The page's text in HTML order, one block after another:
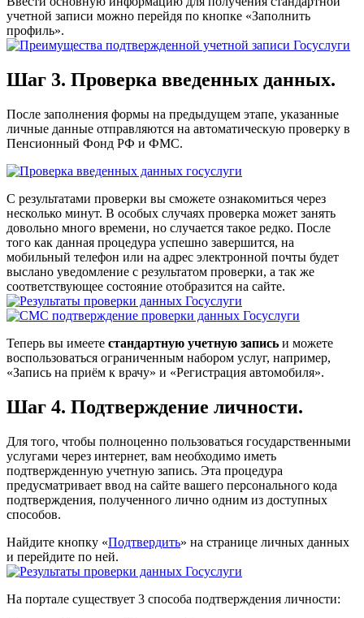
учетной записи можно перейдя по кнопке «Заполнить
профиль».
Шаг 3. Проверка введенных данных.
После заполнения формы на предыдущем этапе, указанные
личные данные отправляются на автоматическую проверку в
Пенсионный Фонд РФ и ФМС.
С результатами проверки вы сможете ознакомиться через
несколько минут. В особых случаях проверка может занять
довольно много времени, но случается такое редко. После
того как данная процедура успешно завершится, на
мобильный телефон или на адрес электронной почты будет
выслано уведомление с результатом проверки, а так же
соответствующее состояние отобразится на сайте.
Теперь вы имеете стандартную учетную запись и можете
воспользоваться ограниченным набором услуг, например,
«Запись на приём к врачу» и «Регистрация автомобиля».
Шаг 4. Подтверждение личности.
Для того, чтобы полноценно пользоваться государственными
услугами через интернет, вам необходимо иметь
подтвержденную учетную запись. Эта процедура
предусматривает ввод на сайте вашего персонального кода
подтверждения, полученного лично одним из доступных
способов.
Найдите кнопку «Подтвердить» на странице личных данных
и перейдите по ней.
На портале существует 3 способа подтверждения личности: